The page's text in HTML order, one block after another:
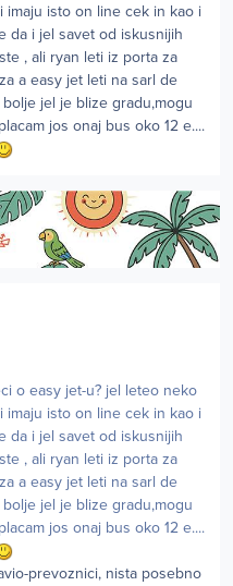
imaju isto on line cek in kao i
da i jel savet od iskusnijih
, ali ryan leti iz porta za
a easy jet leti na sarl de
jel je blize gradu,mogu
jos onaj bus oko 12 e....
o easy jet-u? jel leteo neko
imaju isto on line cek in kao i
da i jel savet od iskusnijih
, ali ryan leti iz porta za
a easy jet leti na sarl de
jel je blize gradu,mogu
jos onaj bus oko 12 e....
prevoznici, nista posebno